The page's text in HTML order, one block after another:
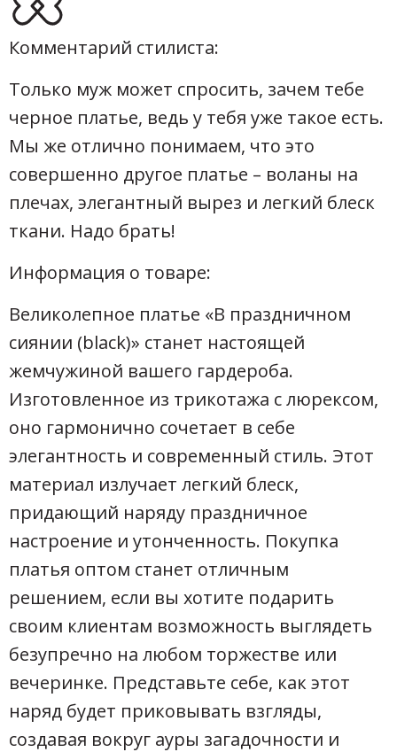
Комментарий стилиста:
Только муж может спросить, зачем тебе
черное платье, ведь у тебя уже такое есть.
Мы же отлично понимаем, что это
совершенно другое платье – воланы на
плечах, элегантный вырез и легкий блеск
ткани. Надо брать!
Информация о товаре:
Великолепное платье «В праздничном
сиянии (black)» станет настоящей
жемчужиной вашего гардероба.
Изготовленное из трикотажа с люрексом,
оно гармонично сочетает в себе
элегантность и современный стиль. Этот
материал излучает легкий блеск,
придающий наряду праздничное
настроение и утонченность. Покупка
платья оптом станет отличным
решением, если вы хотите подарить
своим клиентам возможность выглядеть
безупречно на любом торжестве или
вечеринке. Представьте себе, как этот
наряд будет приковывать взгляды,
создавая вокруг ауры загадочности и